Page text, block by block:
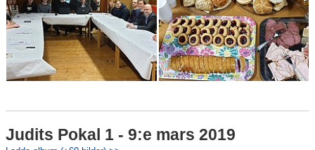
Judits Pokal 1 - 9:e mars 2019